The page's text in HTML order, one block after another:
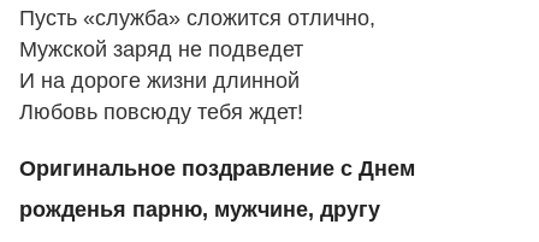
Пусть «служба» сложится отлично,
Мужской заряд не подведет
И на дороге жизни длинной
Любовь повсюду тебя ждет!
Оригинальное поздравление с Днем
рожденья парню, мужчине, другу